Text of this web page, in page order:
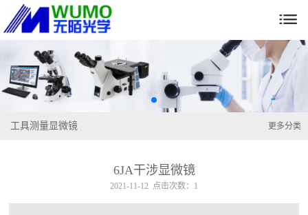

更多分类
工具测量显微镜
6JA干涉显微镜
2021-11-12 点击次数：1